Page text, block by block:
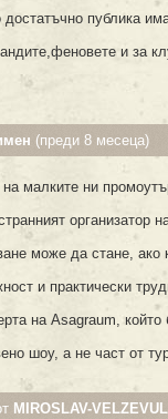
публика
и за
(преди 8 месеца)
малките ни
организатор
може да стане, ако
и практически
на Asagraum,
шоу, а не част от
MIROSLAV-